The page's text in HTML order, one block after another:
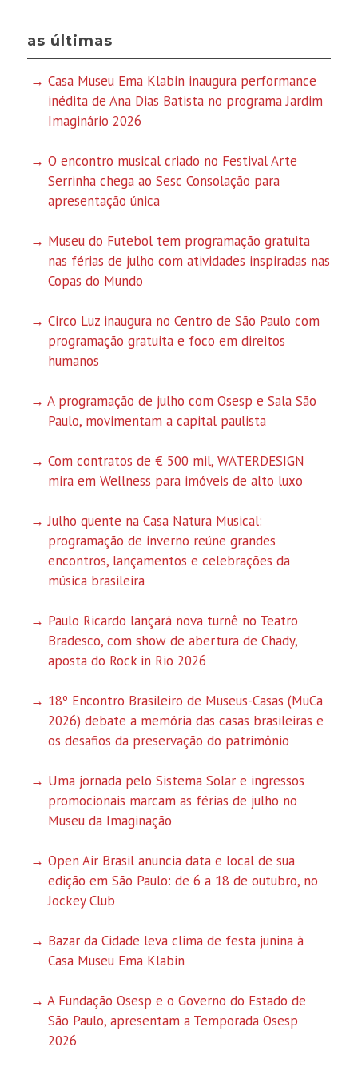
as últimas
Casa Museu Ema Klabin inaugura performance
inédita de Ana Dias Batista no programa Jardim
Imaginário 2026
O encontro musical criado no Festival Arte
Serrinha chega ao Sesc Consolação para
apresentação única
Museu do Futebol tem programação gratuita
nas férias de julho com atividades inspiradas nas
Copas do Mundo
Circo Luz inaugura no Centro de São Paulo com
programação gratuita e foco em direitos
humanos
A programação de julho com Osesp e Sala São
Paulo, movimentam a capital paulista
Com contratos de € 500 mil, WATERDESIGN
mira em Wellness para imóveis de alto luxo
Julho quente na Casa Natura Musical:
programação de inverno reúne grandes
encontros, lançamentos e celebrações da
música brasileira
Paulo Ricardo lançará nova turnê no Teatro
Bradesco, com show de abertura de Chady,
aposta do Rock in Rio 2026
18º Encontro Brasileiro de Museus-Casas (MuCa
2026) debate a memória das casas brasileiras e
os desafios da preservação do patrimônio
Uma jornada pelo Sistema Solar e ingressos
promocionais marcam as férias de julho no
Museu da Imaginação
Open Air Brasil anuncia data e local de sua
edição em São Paulo: de 6 a 18 de outubro, no
Jockey Club
Bazar da Cidade leva clima de festa junina à
Casa Museu Ema Klabin
A Fundação Osesp e o Governo do Estado de
São Paulo, apresentam a Temporada Osesp
2026